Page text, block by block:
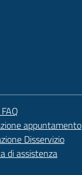
appuntamento
Disservizio
di assistenza